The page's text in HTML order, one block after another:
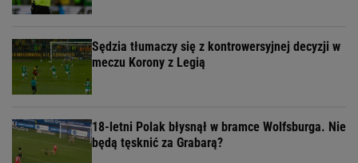
Sędzia tłumaczy się z kontrowersyjnej decyzji w
meczu Korony z Legią
18-letni Polak błysnął w bramce Wolfsburga. Nie
będą tęsknić za Grabarą?